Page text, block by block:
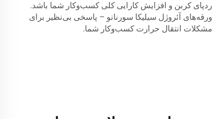
ردپای کربن و افزایش کارایی کلی کسب‌وکار شما باشد.
ورقه‌های آئروژل سیلیکا سورنانو – پاسخی بی‌نظیر برای
مشکلات انتقال حرارت کسب‌وکار شما.